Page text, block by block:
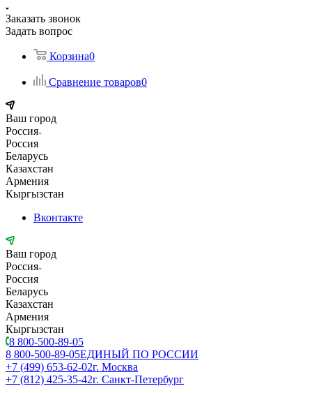
Заказать звонок
Задать вопрос
Корзина0
Сравнение товаров0
Ваш город
Россия
Россия
Беларусь
Казахстан
Армения
Кыргызстан
Вконтакте
Ваш город
Россия
Россия
Беларусь
Казахстан
Армения
Кыргызстан
8 800-500-89-05
8 800-500-89-05ЕДИНЫЙ ПО РОССИИ
+7 (499) 653-62-02г. Москва
+7 (812) 425-35-42г. Санкт-Петербург